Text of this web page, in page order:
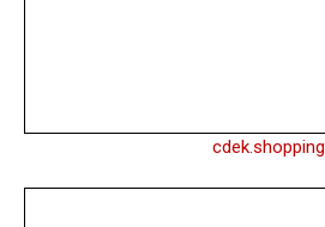
cdek.shopping